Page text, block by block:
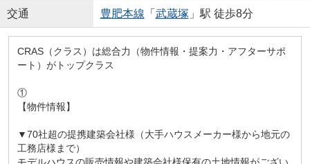
交通 豊肥本線 「 武蔵塚 」駅 徒歩8分
CRAS（クラス）は総合力（物件情報・提案力・アフターサポ
ート）がトップクラス
①
【物件情報】
▼70社超の提携建築会社様（大手ハウスメーカー様から地元の
工務店様まで）